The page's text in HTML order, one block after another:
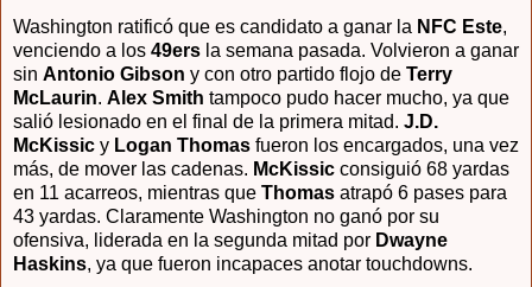
Washington ratificó que es candidato a ganar la NFC Este,
venciendo a los 49ers la semana pasada. Volvieron a ganar
sin Antonio Gibson y con otro partido flojo de Terry
McLaurin. Alex Smith tampoco pudo hacer mucho, ya que
salió lesionado en el final de la primera mitad. J.D.
McKissic y Logan Thomas fueron los encargados, una vez
más, de mover las cadenas. McKissic consiguió 68 yardas
en 11 acarreos, mientras que Thomas atrapó 6 pases para
43 yardas. Claramente Washington no ganó por su
ofensiva, liderada en la segunda mitad por Dwayne
Haskins, ya que fueron incapaces anotar touchdowns.